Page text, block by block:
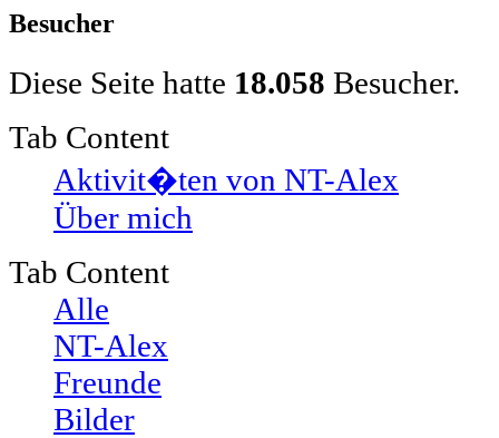
Besucher
Diese Seite hatte 18.058 Besucher.
Tab Content
Aktivit�ten von NT-Alex
Über mich
Tab Content
Alle
NT-Alex
Freunde
Bilder